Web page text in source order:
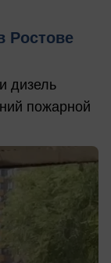
Ростове
дизель
пожарной